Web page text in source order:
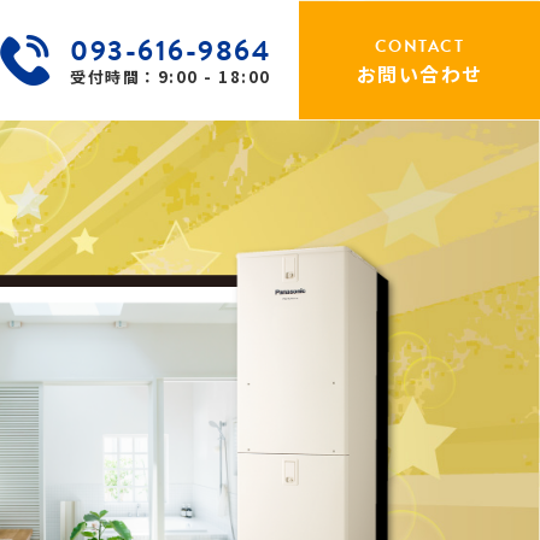
093-616-9864
受付時間：9:00 - 18:00
CONTACT
お問い合わせ